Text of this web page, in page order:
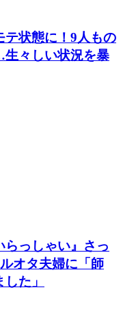
テ状態に！9人もの
々しい状況を暴
っしゃい』さっ
オタ夫婦に「師
た」